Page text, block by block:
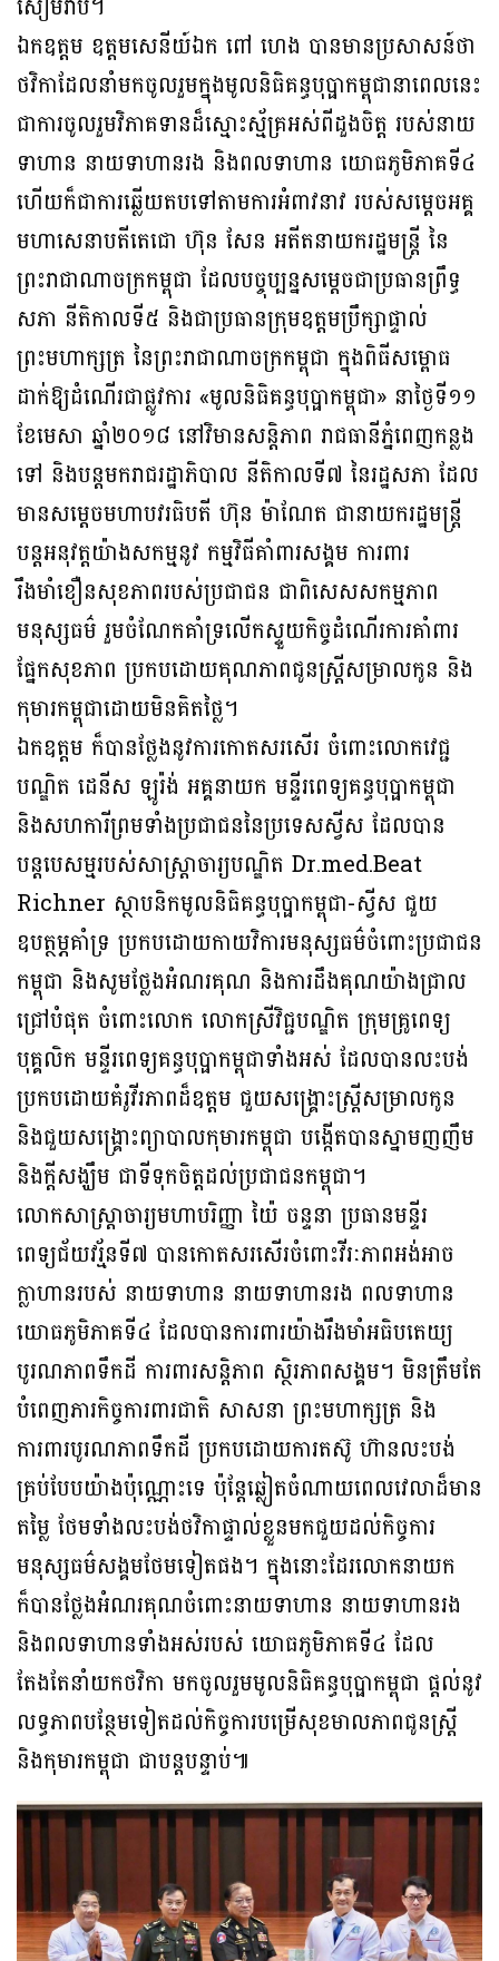
ឯកឧត្តម ឧត្តមសេនីយ៍ឯក ពៅ ហេង បានមានប្រសាសន៍ថា
ថវិកាដែលនាំមកចូលរួមក្នុងមូលនិធិគន្ធបុប្ផាកម្ពុជានាពេលនេះ
ជាការចូលរួមវិភាគទានដ៏ស្មោះស្ម័គ្រអស់ពីដួងចិត្ត របស់នាយ
ទាហាន នាយទាហានរង និងពលទាហាន យោធភូមិភាគទី៤
ហើយក៏ជាការឆ្លើយតបទៅតាមការអំពាវនាវ របស់សម្តេចអគ្គ
មហាសេនាបតីតេជោ ហ៊ុន សែន អតីតនាយករដ្ឋមន្ត្រី នៃ
ព្រះរាជាណាចក្រកម្ពុជា ដែលបច្ចុប្បន្នសម្តេចជាប្រធានព្រឹទ្ធ
សភា នីតិកាលទី៥ និងជាប្រធានក្រុមឧត្ដមប្រឹក្សាផ្ទាល់
ព្រះមហាក្សត្រ នៃព្រះរាជាណាចក្រកម្ពុជា ក្នុងពិធីសម្ពោធ
ដាក់ឱ្យដំណើរជាផ្លូវការ «មូលនិធិគន្ធបុប្ផាកម្ពុជា» នាថ្ងៃទី១១
ខែមេសា ឆ្នាំ២០១៨ នៅវិមានសន្តិភាព រាជធានីភ្នំពេញកន្លង
ទៅ និងបន្តមករាជរដ្ឋាភិបាល នីតិកាលទី៧ នៃរដ្ឋសភា ដែល
មានសម្តេចមហាបវរធិបតី ហ៊ុន ម៉ាណែត ជានាយករដ្ឋមន្ត្រី
បន្តអនុវត្តយ៉ាងសកម្មនូវ កម្មវិធីគាំពារសង្គម ការពារ
រឹងមាំខឿនសុខភាពរបស់ប្រជាជន ជាពិសេសសកម្មភាព
មនុស្សធម៌ រួមចំណែកគាំទ្រលើកស្ទួយកិច្ចដំណើរការគាំពារ
ផ្នែកសុខភាព ប្រកបដោយគុណភាពជូនស្រ្តីសម្រាលកូន និង
កុមារកម្ពុជាដោយមិនគិតថ្លៃ។
ឯកឧត្តម ក៏បានថ្លែងនូវការកោតសរសើរ ចំពោះលោកវេជ្ជ
បណ្ឌិត ដេនីស ឡូរ៉ង់ អគ្គនាយក មន្ទីរពេទ្យគន្ធបុប្ផាកម្ពុជា
និងសហការីព្រមទាំងប្រជាជននៃប្រទេសស្វីស ដែលបាន
បន្តបេសម្មរបស់សាស្រ្តាចារ្យបណ្ឌិត Dr.med.Beat
Richner ស្ថាបនិកមូលនិធិគន្ធបុប្ផាកម្ពុជា-ស្វីស ជួយ
ឧបត្ថម្ភគាំទ្រ ប្រកបដោយកាយវិការមនុស្សធម៌ចំពោះប្រជាជន
កម្ពុជា និងសូមថ្លែងអំណរគុណ និងការដឹងគុណយ៉ាងជ្រាល
ជ្រៅបំផុត ចំពោះលោក លោកស្រីវិជ្ជបណ្ឌិត ក្រុមគ្រូពេទ្យ
បុគ្គលិក មន្ទីរពេទ្យគន្ធបុប្ផាកម្ពុជាទាំងអស់ ដែលបានលះបង់
ប្រកបដោយគំរូវីរភាពដ៏ឧត្ដម ជួយសង្គ្រោះស្រ្តីសម្រាលកូន
និងជួយសង្គ្រោះព្យាបាលកុមារកម្ពុជា បង្កើតបានស្នាមញញឹម
និងក្ដីសង្ឃឹម ជាទីទុកចិត្តដល់ប្រជាជនកម្ពុជា។
លោកសាស្រ្តាចារ្យមហាបរិញ្ញា យ៉ៃ ចន្ទនា ប្រធានមន្ទីរ
ពេទ្យជ័យវរ្ម័នទី៧ បានកោតសរសើរចំពោះវីរៈភាពអង់អាច
ក្លាហានរបស់ នាយទាហាន នាយទាហានរង ពលទាហាន
យោធភូមិភាគទី៤ ដែលបានការពារយ៉ាងរឹងមាំអធិបតេយ្យ
បូរណភាពទឹកដី ការពារសន្តិភាព ស្ថិរភាពសង្គម។ មិនត្រឹមតែ
បំពេញភារកិច្ចការពារជាតិ សាសនា ព្រះមហាក្សត្រ និង
ការពារបូរណភាពទឹកដី ប្រកបដោយការតស៊ូ ហ៊ានលះបង់
គ្រប់បែបយ៉ាងប៉ុណ្ណោះទេ ប៉ុន្តែឆ្លៀតចំណាយពេលវេលាដ៏មាន
តម្លៃ ថែមទាំងលះបង់ថវិកាផ្ទាល់ខ្លួនមកជួយដល់កិច្ចការ
មនុស្សធម៌សង្គមថែមទៀតផង។ ក្នុងនោះដែរលោកនាយក
ក៏បានថ្លែងអំណរគុណចំពោះនាយទាហាន នាយទាហានរង
និងពលទាហានទាំងអស់របស់ យោធភូមិភាគទី៤ ដែល
តែងតែនាំយកថវិកា មកចូលរួមមូលនិធិគន្ធបុប្ផាកម្ពុជា ផ្ដល់នូវ
លទ្ធភាពបន្ថែមទៀតដល់កិច្ចការបម្រើសុខមាលភាពជូនស្រ្តី
និងកុមារកម្ពុជា ជាបន្តបន្ទាប់៕